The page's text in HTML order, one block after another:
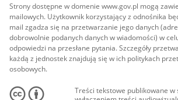
Strony dostępne w domenie www.gov.pl mogą
mailowych. Użytkownik korzystający z odnośnika
mail zgadza się na przetwarzanie jego danych
dobrowolnie podanych danych w wiadomości) w
odpowiedzi na przesłane pytania. Szczegóły
każdą z jednostek znajdują się w ich politykach
osobowych.
Treści tekstowe publikowane w